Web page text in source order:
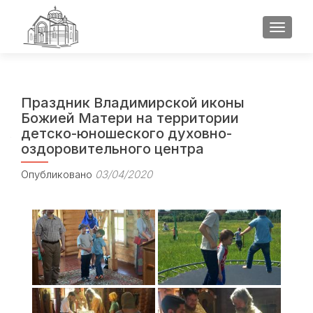
Праздник Владимирской иконы
Божией Матери на территории
детско-юношеского духовно-
оздоровительного центра
Опубликовано 03/04/2020